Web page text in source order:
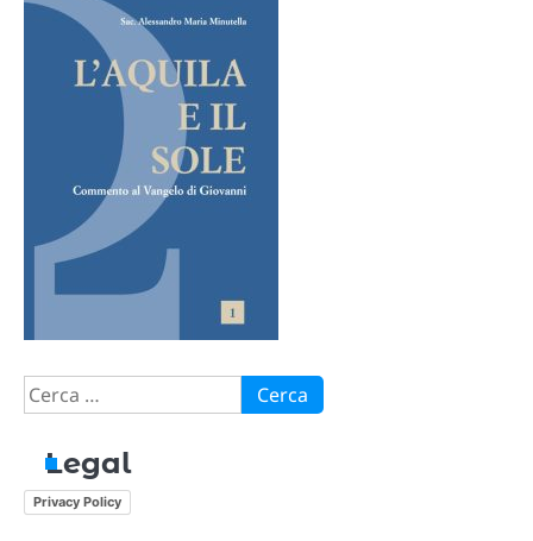
Ricerca
per:
Legal
Privacy Policy